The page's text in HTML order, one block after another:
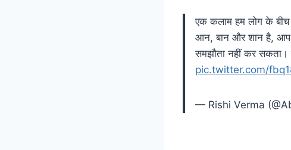
एक कलाम हम लोग के
आन, बान और शान है, आप
समझौता नहीं कर
pic.twitter.com/
— Rishi Verma